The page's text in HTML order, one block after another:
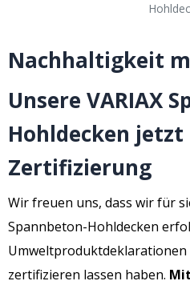
Nachhaltigkeit
Unsere VARIAX
Hohldecken jetzt
Zertifizierung
Wir freuen uns, dass wir für
Spannbeton-Hohldecken
Umweltproduktdeklarationen
zertifizieren lassen haben.